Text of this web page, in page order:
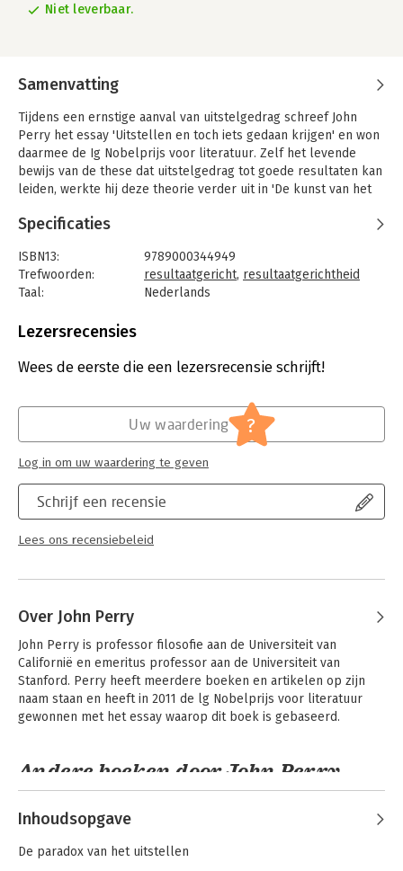
Niet leverbaar.
Samenvatting
Tijdens een ernstige aanval van uitstelgedrag schreef John
Perry het essay 'Uitstellen en toch iets gedaan krijgen' en won
daarmee de Ig Nobelprijs voor literatuur. Zelf het levende
bewijs van de these dat uitstelgedrag tot goede resultaten kan
leiden, werkte hij deze theorie verder uit in 'De kunst van het
Met humor en wijsheid legt filosoof John Perry uit dat er een
groot verschil is tussen rationele uitstellers en 'gewoon' luie
mensen. Hij laat zien hoe je je uitstelgedrag kunt verfijnen en
hoe je deze karaktertrek vol trots in kunt zetten.
Specificaties
ISBN13:
9789000344949
Trefwoorden:
resultaatgericht, resultaatgerichtheid
Taal:
Nederlands
Aantal pagina's:
Druk:
3
Persoonlijke effectiviteit
Lezersrecensies
Wees de eerste die een lezersrecensie schrijft!
Schrijf een recensie
Lees ons recensiebeleid
Uw waardering ?
Log in om uw waardering te geven
Over John Perry
John Perry is professor filosofie aan de Universiteit van
Californië en emeritus professor aan de Universiteit van
Stanford. Perry heeft meerdere boeken en artikelen op zijn
naam staan en heeft in 2011 de lg Nobelprijs voor literatuur
gewonnen met het essay waarop dit boek is gebaseerd.
Andere boeken door John Perry
Inhoudsopgave
De paradox van het uitstellen